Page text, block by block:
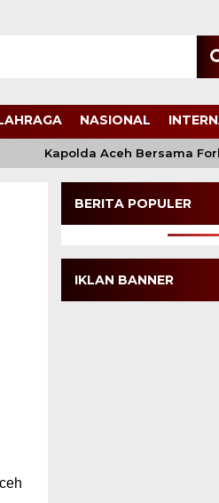
NASIONAL
Kapolda Aceh Bersama
BERITA POPULER
IKLAN BANNER